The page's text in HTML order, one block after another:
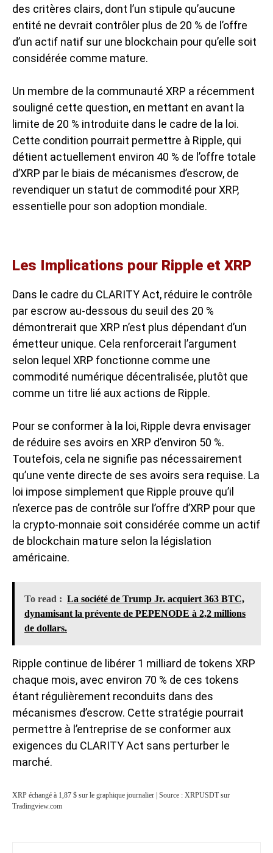
des critères clairs, dont l’un stipule qu’aucune
entité ne devrait contrôler plus de 20 % de l’offre
d’un actif natif sur une blockchain pour qu’elle soit
considérée comme mature.
Un membre de la communauté XRP a récemment
souligné cette question, en mettant en avant la
limite de 20 % introduite dans le cadre de la loi.
Cette condition pourrait permettre à Ripple, qui
détient actuellement environ 40 % de l’offre totale
d’XRP par le biais de mécanismes d’escrow, de
revendiquer un statut de commodité pour XRP,
essentielle pour son adoption mondiale.
Les Implications pour Ripple et XRP
Dans le cadre du CLARITY Act, réduire le contrôle
par escrow au-dessous du seuil des 20 %
démontrerait que XRP n’est plus dépendant d’un
émetteur unique. Cela renforcerait l’argument
selon lequel XRP fonctionne comme une
commodité numérique décentralisée, plutôt que
comme un titre lié aux actions de Ripple.
Pour se conformer à la loi, Ripple devra envisager
de réduire ses avoirs en XRP d’environ 50 %.
Toutefois, cela ne signifie pas nécessairement
qu’une vente directe de ses avoirs sera requise. La
loi impose simplement que Ripple prouve qu’il
n’exerce pas de contrôle sur l’offre d’XRP pour que
la crypto-monnaie soit considérée comme un actif
de blockchain mature selon la législation
américaine.
To read : La société de Trump Jr. acquiert 363 BTC,
dynamisant la prévente de PEPENODE à 2,2 millions
de dollars.
Ripple continue de libérer 1 milliard de tokens XRP
chaque mois, avec environ 70 % de ces tokens
étant régulièrement reconduits dans des
mécanismes d’escrow. Cette stratégie pourrait
permettre à l’entreprise de se conformer aux
exigences du CLARITY Act sans perturber le
marché.
XRP échangé à 1,87 $ sur le graphique journalier | Source : XRPUSDT sur
Tradingview.com